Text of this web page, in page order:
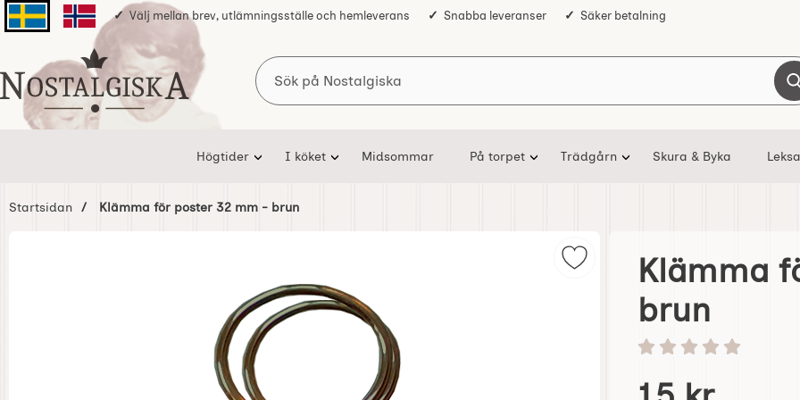
Svenska sidanNorska sidan
Välj mellan brev, utlämningsställe och hemleverans Snabba leveranser Säker betalning
Startsidan för Nostalgiska
Sök
Högtider I köket Midsommar På torpet Trädgårn Skura & Byka
Startsidan Klämma för poster 32 mm - brun
Markera
Klämma
brun
Betyg: 0 stjärnor av 5